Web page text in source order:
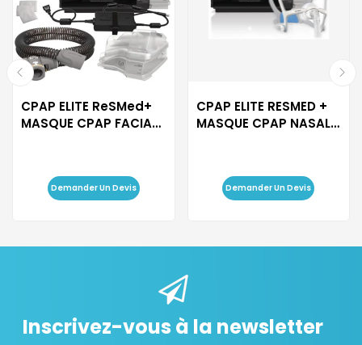
CPAP ELITE ReSMed+
MASQUE CPAP FACIAL
Demander Un Devis
CPAP ELITE RESMED +
MASQUE CPAP NASAL
Demander Un Devis
Inscrivez-vous à la newsletter